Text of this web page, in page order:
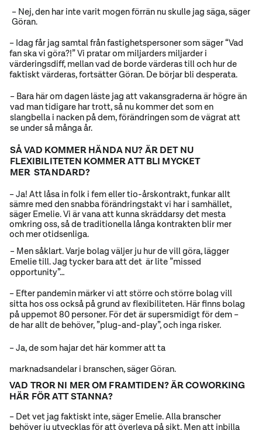
– Nej, den har inte varit mogen förrän nu skulle jag säga, säger
Göran.
– Idag får jag samtal från fastighetspersoner som säger “Vad
fan ska vi göra?!” Vi pratar om miljarders miljarder i
värderingsdiff, mellan vad de borde värderas till och hur de
faktiskt värderas, fortsätter Göran. De börjar bli desperata.
– Bara här om dagen läste jag att vakansgraderna är högre än
vad man tidigare har trott, så nu kommer det som en
slangbella i nacken på dem, förändringen som de vägrat att
se under så många år.
SÅ VAD KOMMER HÄNDA NU? ÄR DET NU
FLEXIBILITETEN KOMMER ATT BLI MYCKET
MER STANDARD?
– Ja! Att låsa in folk i fem eller tio-årskontrakt, funkar allt
sämre med den snabba förändringstakt vi har i samhället,
säger Emelie. Vi är vana att kunna skräddarsy det mesta
omkring oss, så de traditionella långa kontrakten blir mer
och mer otidsenliga.
– Men såklart. Varje bolag väljer ju hur de vill göra, lägger
Emelie till. Jag tycker bara att det är lite ”missed
opportunity”…
– Efter pandemin märker vi att större och större bolag vill
sitta hos oss också på grund av flexibiliteten. Här finns bolag
på uppemot 80 personer. För det är supersmidigt för dem –
de har allt de behöver, ”plug-and-play”, och inga risker.
– Ja, de som hajar det här kommer att ta
marknadsandelar i branschen, säger Göran.
VAD TROR NI MER OM FRAMTIDEN? ÄR COWORKING
HÄR FÖR ATT STANNA?
– Det vet jag faktiskt inte, säger Emelie. Alla branscher
behöver ju utvecklas för att överleva på sikt. Men att inbilla